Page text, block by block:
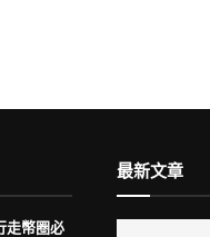
走幣圈必
最新文章